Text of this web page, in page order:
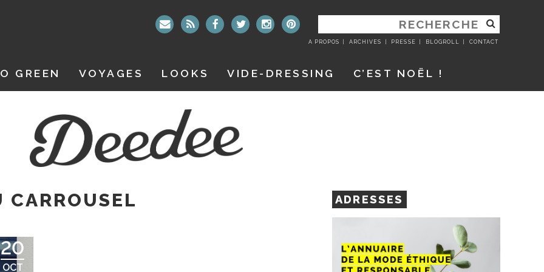
RECHERCHER
:
A PROPOS ARCHIVES PRESSE BLOGROLL CONTACT
GREEN VOYAGES LOOKS VIDE-DRESSING C’EST NOËL !
CARROUSEL
20
OCT
ADRESSES